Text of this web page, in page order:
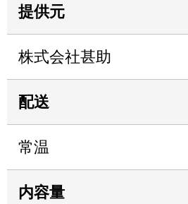
提供元
株式会社甚助
配送
常温
内容量